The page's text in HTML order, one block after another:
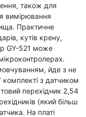
також для
вимірювання
Практичне
кутів крену,
GY-521 може
йде з не
з датчиком
перехідник 2,54
(який більш
На платі